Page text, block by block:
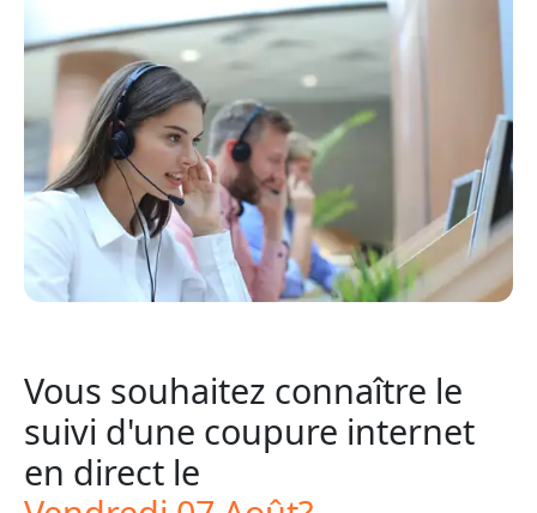
Vous souhaitez connaître le
suivi d'une coupure internet
en direct le